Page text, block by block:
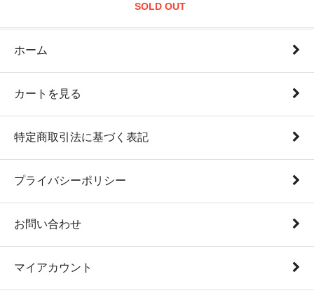
SOLD OUT
ホーム
カートを見る
特定商取引法に基づく表記
プライバシーポリシー
お問い合わせ
マイアカウント